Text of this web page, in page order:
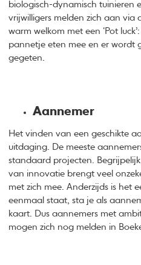
biologisch-dynamisch tuinieren
vrijwilligers melden zich aan via
warm welkom met een ‘Pot
pannetje eten mee en er wordt
gegeten.
Aannemer
Het vinden van een geschikte
uitdaging. De meeste
standaard projecten.
van innovatie brengt veel
met zich mee. Anderzijds is het
eenmaal staat, sta je als
kaart. Dus aannemers met
mogen zich nog melden in